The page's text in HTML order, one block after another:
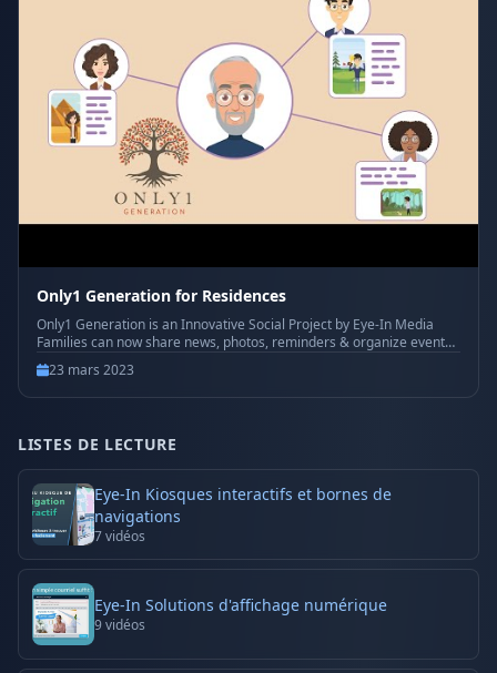
Only1 Generation for Residences
Only1 Generation is an Innovative Social Project by Eye-In Media
Families can now share news, photos, reminders & organize events
in a dedicated private space. Connect every family member and
keep elderlies happier! Visit https://only1generation.com for more
information
23 mars 2023
LISTES DE LECTURE
Eye-In Kiosques interactifs et bornes de
navigations
7vidéos
Eye-In Solutions d'affichage numérique
9vidéos